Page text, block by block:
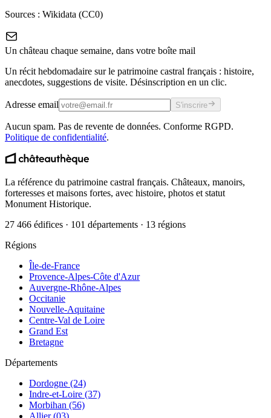
Sources : Wikidata (CC0)
Un château chaque semaine, dans votre boîte mail
Un récit hebdomadaire sur le patrimoine castral français : histoire,
anecdotes, suggestions de visite. Désinscription en un clic.
Adresse email S'inscrire
Aucun spam. Pas de revente de données. Conforme RGPD.
Politique de confidentialité.
La référence du patrimoine castral français. Châteaux, manoirs,
forteresses et maisons fortes, avec histoire, photos et statut
Monument Historique.
27 466 édifices · 101 départements · 13 régions
Régions
Île-de-France
Provence-Alpes-Côte d'Azur
Auvergne-Rhône-Alpes
Occitanie
Nouvelle-Aquitaine
Centre-Val de Loire
Grand Est
Bretagne
Départements
Dordogne (24)
Indre-et-Loire (37)
Morbihan (56)